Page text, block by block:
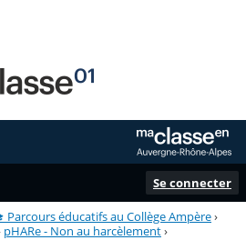
Se connecter
Parcours éducatifs au Collège Ampère›
pHARe - Non au harcèlement›